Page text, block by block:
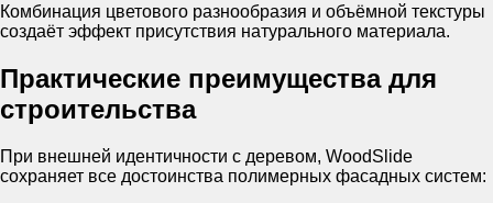
Комбинация цветового разнообразия и объёмной текстуры
создаёт эффект присутствия натурального материала.
Практические преимущества для
строительства
При внешней идентичности с деревом, WoodSlide
сохраняет все достоинства полимерных фасадных систем: